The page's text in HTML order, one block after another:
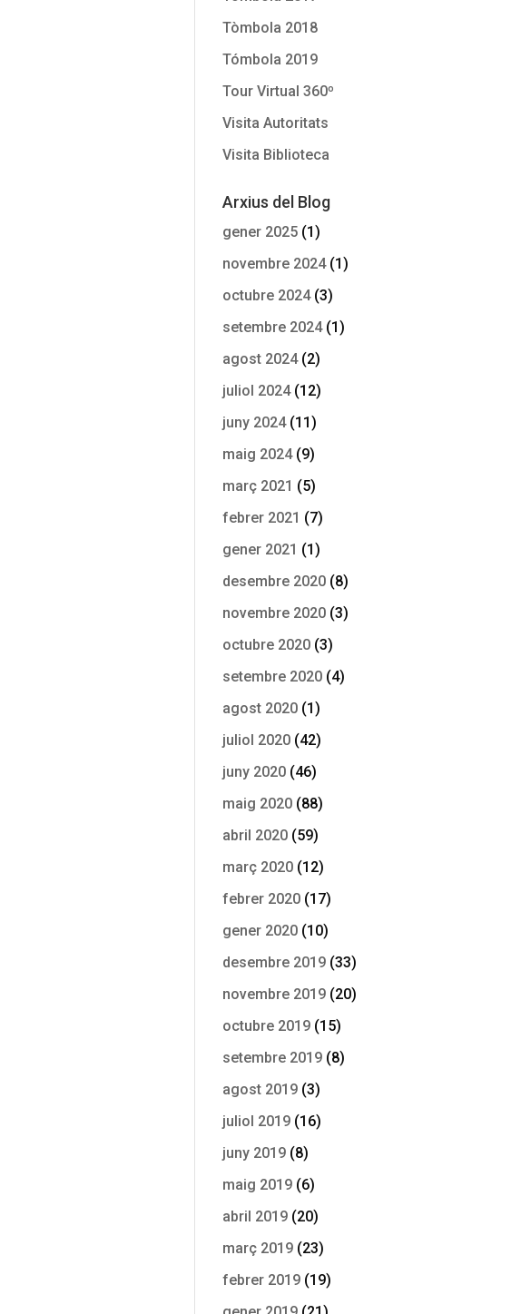
Tòmbola 2018
Tómbola 2019
Tour Virtual 360º
Visita Autoritats
Visita Biblioteca
Arxius del Blog
gener 2025 (1)
novembre 2024(1)
octubre 2024(3)
setembre 2024(1)
agost 2024(2)
juliol 2024(12)
juny 2024(11)
maig 2024(9)
març 2021 (5)
febrer 2021 (7)
gener 2021 (1)
desembre 2020 (8)
novembre 2020 (3)
octubre 2020 (3)
setembre 2020 (4)
agost 2020 (1)
juliol 2020 (42)
juny 2020 (46)
maig 2020 (88)
abril 2020 (59)
març 2020 (12)
febrer 2020 (17)
gener 2020 (10)
desembre 2019 (33)
novembre 2019 (20)
octubre 2019 (15)
setembre 2019 (8)
agost 2019 (3)
juliol 2019 (16)
juny 2019 (8)
maig 2019 (6)
abril 2019 (20)
març 2019 (23)
febrer 2019 (19)